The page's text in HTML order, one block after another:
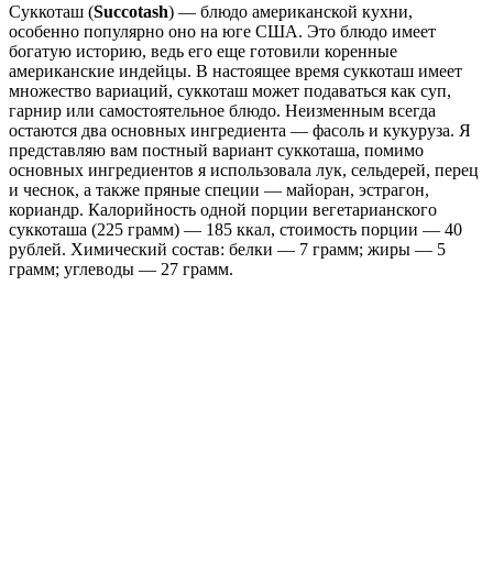
Суккоташ (Succotash) — блюдо американской кухни,
особенно популярно оно на юге США. Это блюдо имеет
богатую историю, ведь его еще готовили коренные
американские индейцы. В настоящее время суккоташ имеет
множество вариаций, суккоташ может подаваться как суп,
гарнир или самостоятельное блюдо. Неизменным всегда
остаются два основных ингредиента — фасоль и кукуруза. Я
представляю вам постный вариант суккоташа, помимо
основных ингредиентов я использовала лук, сельдерей, перец
и чеснок, а также пряные специи — майоран, эстрагон,
кориандр. Калорийность одной порции вегетарианского
суккоташа (225 грамм) — 185 ккал, стоимость порции — 40
рублей. Химический состав: белки — 7 грамм; жиры — 5
грамм; углеводы — 27 грамм.